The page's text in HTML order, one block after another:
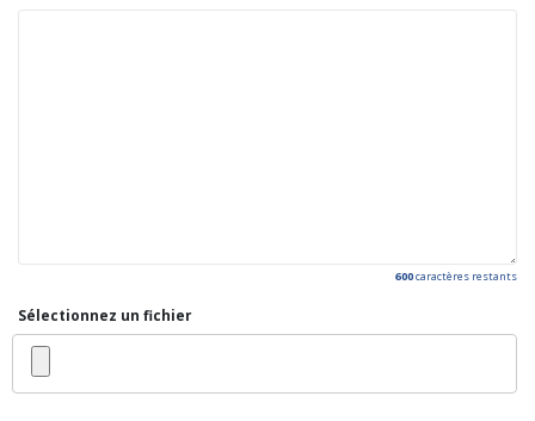
600caractères restants
Sélectionnez un fichier